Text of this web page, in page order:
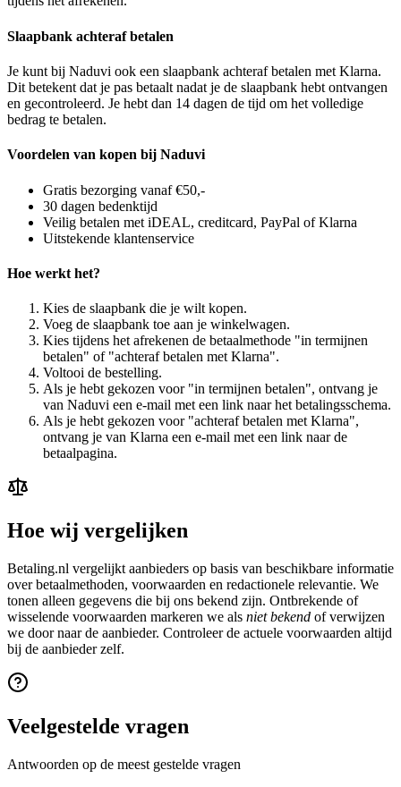
Slaapbank achteraf betalen
Je kunt bij Naduvi ook een slaapbank achteraf betalen met Klarna.
Dit betekent dat je pas betaalt nadat je de slaapbank hebt ontvangen
en gecontroleerd. Je hebt dan 14 dagen de tijd om het volledige
bedrag te betalen.
Voordelen van kopen bij Naduvi
Gratis bezorging vanaf €50,-
30 dagen bedenktijd
Veilig betalen met iDEAL, creditcard, PayPal of Klarna
Uitstekende klantenservice
Hoe werkt het?
Kies de slaapbank die je wilt kopen.
Voeg de slaapbank toe aan je winkelwagen.
Kies tijdens het afrekenen de betaalmethode "in termijnen
betalen" of "achteraf betalen met Klarna".
Voltooi de bestelling.
Als je hebt gekozen voor "in termijnen betalen", ontvang je
van Naduvi een e-mail met een link naar het betalingsschema.
Als je hebt gekozen voor "achteraf betalen met Klarna",
ontvang je van Klarna een e-mail met een link naar de
betaalpagina.
Hoe wij vergelijken
Betaling.nl vergelijkt aanbieders op basis van beschikbare informatie
over betaalmethoden, voorwaarden en redactionele relevantie. We
tonen alleen gegevens die bij ons bekend zijn. Ontbrekende of
wisselende voorwaarden markeren we als niet bekend of verwijzen
we door naar de aanbieder. Controleer de actuele voorwaarden altijd
bij de aanbieder zelf.
Veelgestelde vragen
Antwoorden op de meest gestelde vragen